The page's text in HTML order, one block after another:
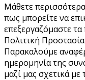
Μάθετε
πως μπορείτε να
επεξεργαζόμαστε
Πολιτική
Παρακαλούμε
ημερομηνία της
μαζί μας σχετικά με